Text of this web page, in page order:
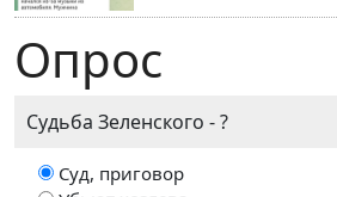
Опрос
Судьба Зеленского - ?
Суд, приговор